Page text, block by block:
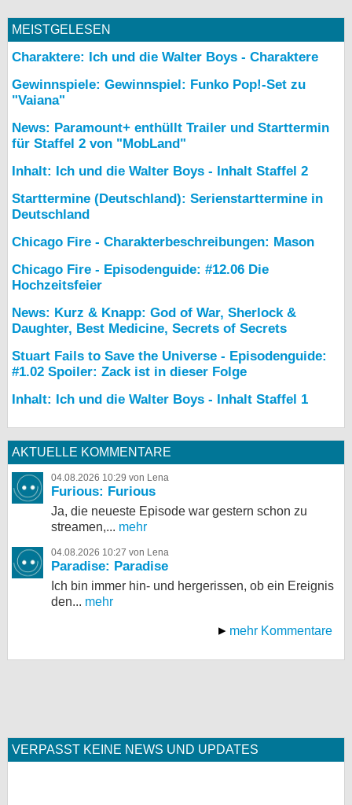
MEISTGELESEN
Charaktere: Ich und die Walter Boys - Charaktere
Gewinnspiele: Gewinnspiel: Funko Pop!-Set zu
"Vaiana"
News: Paramount+ enthüllt Trailer und Starttermin
für Staffel 2 von "MobLand"
Inhalt: Ich und die Walter Boys - Inhalt Staffel 2
Starttermine (Deutschland): Serienstarttermine in
Deutschland
Chicago Fire - Charakterbeschreibungen: Mason
Chicago Fire - Episodenguide: #12.06 Die
Hochzeitsfeier
News: Kurz & Knapp: God of War, Sherlock &
Daughter, Best Medicine, Secrets of Secrets
Stuart Fails to Save the Universe - Episodenguide:
#1.02 Spoiler: Zack ist in dieser Folge
Inhalt: Ich und die Walter Boys - Inhalt Staffel 1
AKTUELLE KOMMENTARE
04.08.2026 10:29 von Lena
Furious: Furious
Ja, die neueste Episode war gestern schon zu
streamen,... mehr
04.08.2026 10:27 von Lena
Paradise: Paradise
Ich bin immer hin- und hergerissen, ob ein Ereignis
den... mehr
mehr Kommentare
VERPASST KEINE NEWS UND UPDATES